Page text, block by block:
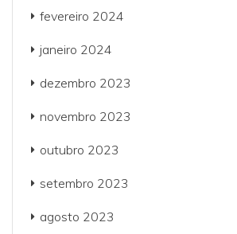
fevereiro 2024
janeiro 2024
dezembro 2023
novembro 2023
outubro 2023
setembro 2023
agosto 2023